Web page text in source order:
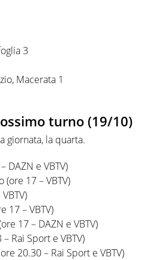
3
Macerata 1
turno (19/10)
giornata, la quarta.
DAZN e VBTV)
(ore 17 – VBTV)
17 – VBTV)
17 – DAZN e VBTV)
Rai Sport e VBTV)
20.30 – Rai Sport e VBTV)